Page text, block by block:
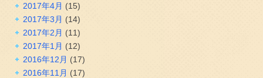
2017年4月 (15)
2017年3月 (14)
2017年2月 (11)
2017年1月 (12)
2016年12月 (17)
2016年11月 (17)